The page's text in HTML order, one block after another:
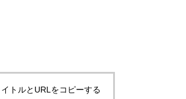
トルとURLをコピーする